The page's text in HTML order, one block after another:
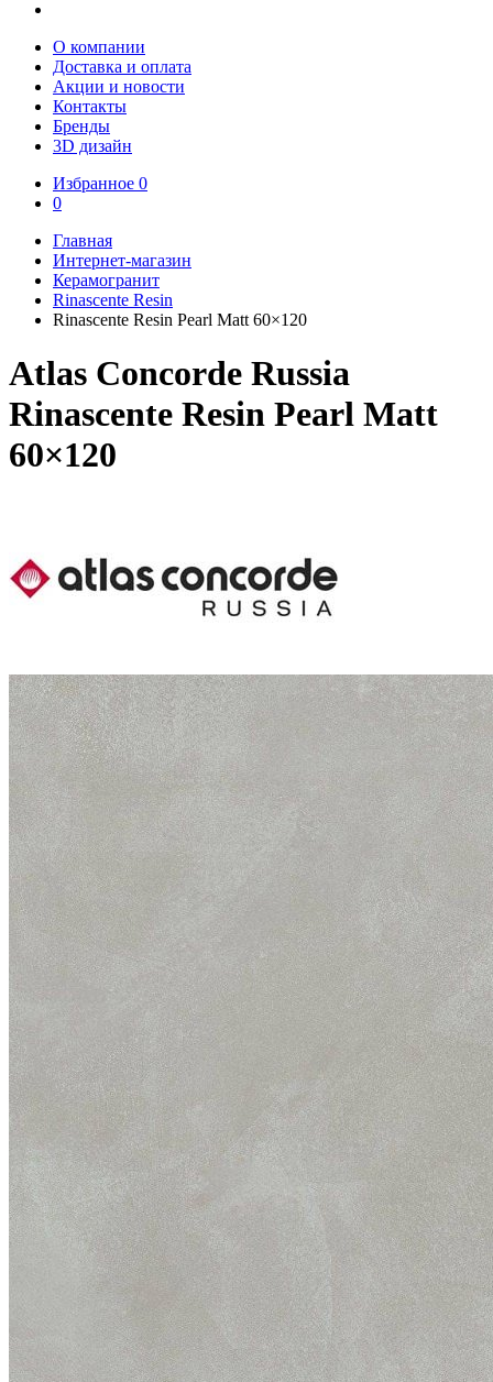
О компании
Доставка и оплата
Акции и новости
Контакты
Бренды
3D дизайн
Избранное 0
0
Главная
Интернет-магазин
Керамогранит
Rinascente Resin
Rinascente Resin Pearl Matt 60×120
Atlas Concorde Russia
Rinascente Resin Pearl Matt
60×120